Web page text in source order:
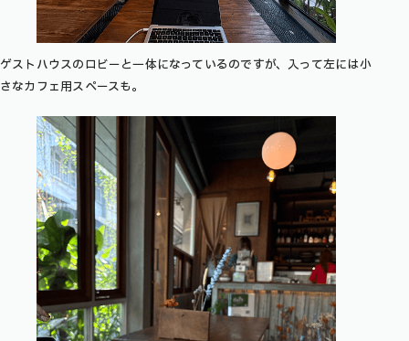
ゲストハウスのロビーと一体になっているのですが、入って左には小
さなカフェ用スペースも。